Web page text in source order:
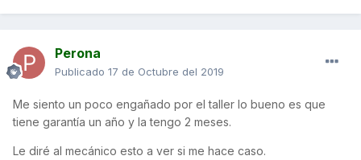
Perona
Publicado 17 de Octubre del 2019
Me siento un poco engañado por el taller lo bueno es que
tiene garantía un año y la tengo 2 meses.
Le diré al mecánico esto a ver si me hace caso.